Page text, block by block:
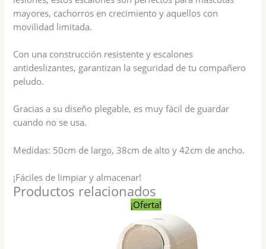
mayores, cachorros en crecimiento y aquellos con
movilidad limitada.
Con una construcción resistente y escalones
antideslizantes, garantizan la seguridad de tu compañero
peludo.
Gracias a su diseño plegable, es muy fácil de guardar
cuando no se usa.
Medidas: 50cm de largo, 38cm de alto y 42cm de ancho.
¡Fáciles de limpiar y almacenar!
Productos relacionados
¡Oferta!
El
precio
original
era:
$ 1.090,00.
El
precio
actual
es:
$ 950,00.